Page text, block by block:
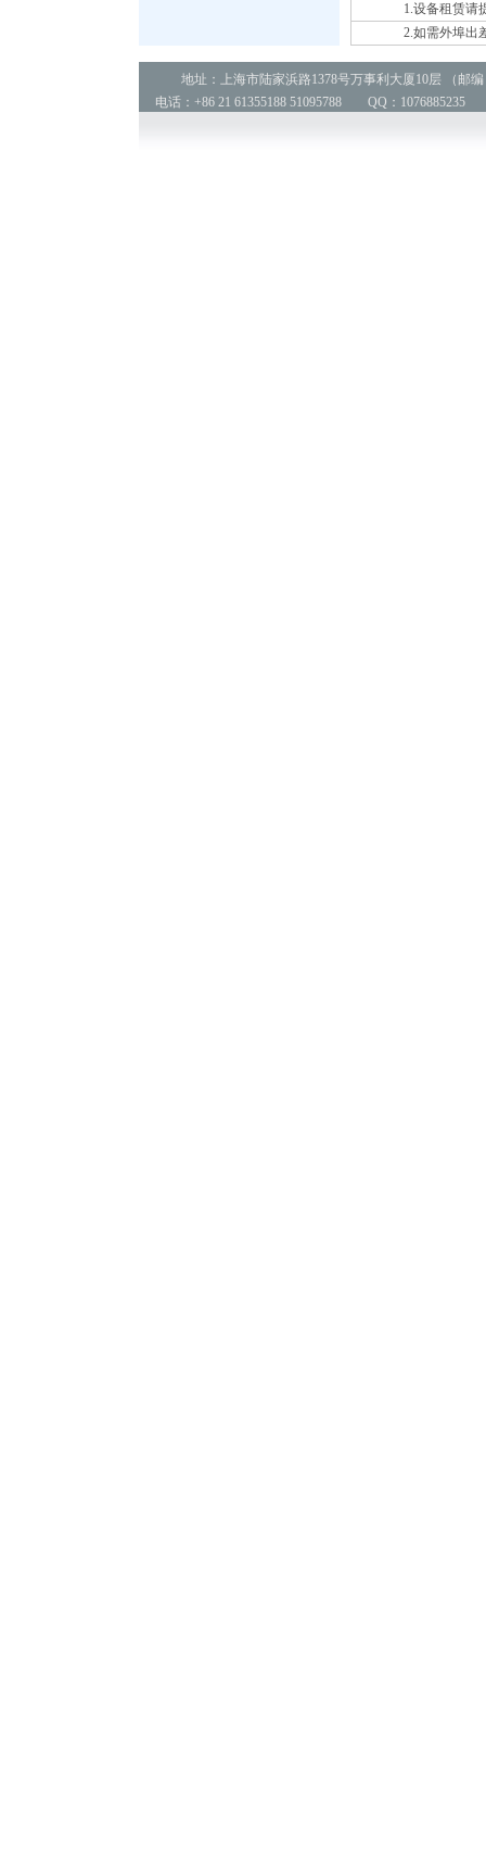
1.设备租赁请
2.如需外埠出差
地址：上海市陆家浜路1378号万事利大厦10层 （邮编
电话：+86 21 61355188 51095788 QQ：1076885235